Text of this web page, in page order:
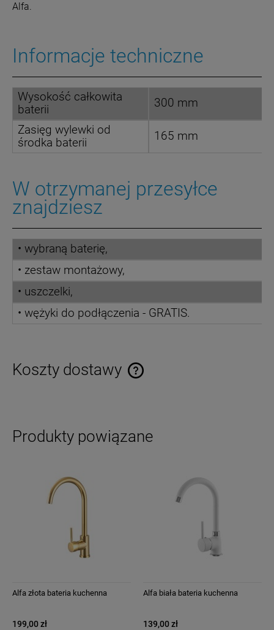
Alfa.
Informacje techniczne
Wysokość całkowita
baterii
300 mm
Zasięg wylewki od
środka baterii
165 mm
W otrzymanej przesyłce
znajdziesz
• wybraną baterię,
• zestaw montażowy,
• uszczelki,
• wężyki do podłączenia - GRATIS.
Koszty dostawy
Cena nie zawiera ewentualnych kosztów płatności
Produkty powiązane
Alfa złota bateria kuchenna
199,00 zł
Alfa biała bateria kuchenna
139,00 zł